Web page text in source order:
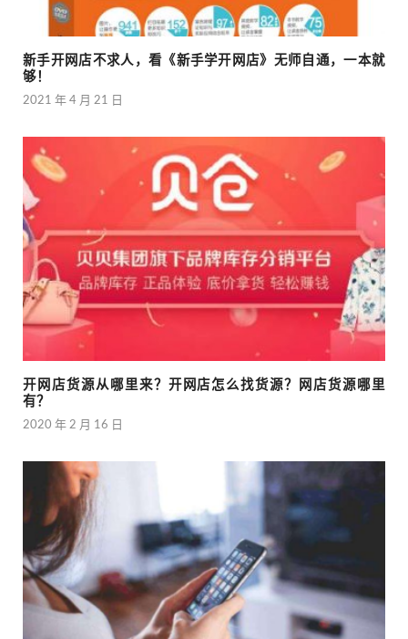
新手开网店不求人，看《新手学开网店》无师自通，一本就
够！
2021 年 4 月 21 日
开网店货源从哪里来？开网店怎么找货源？网店货源哪里
有？
2020 年 2 月 16 日